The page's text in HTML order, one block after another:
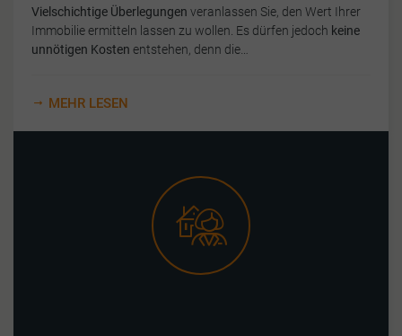
Vielschichtige Überlegungen veranlassen Sie, den Wert Ihrer
Immobilie ermitteln lassen zu wollen. Es dürfen jedoch keine
unnötigen Kosten entstehen, denn die…
MEHR LESEN